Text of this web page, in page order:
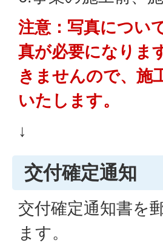
注意：写真につい
真が必要になりま
きませんので、施
いたします。
↓
交付確定通知
交付確定通知書を
ます。